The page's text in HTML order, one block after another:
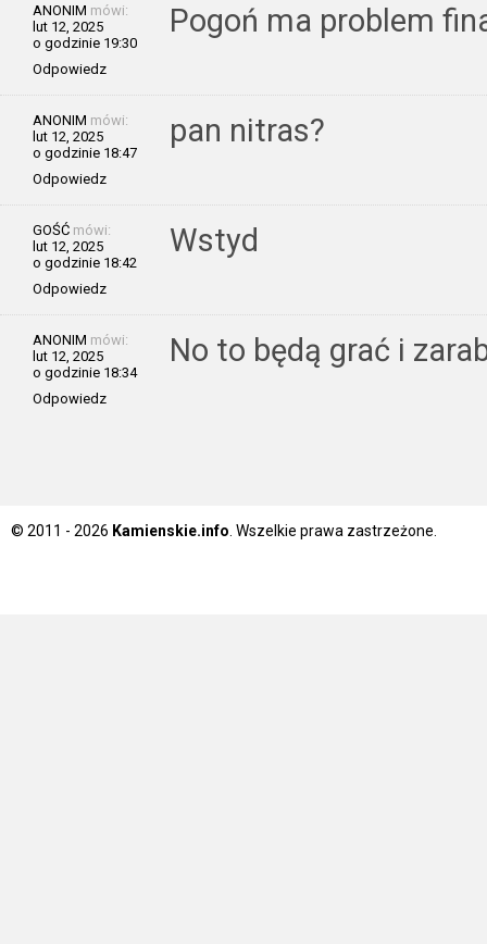
ANONIM mówi:
lut 12, 2025
o godzinie 19:30
Odpowiedz
Pogoń ma problem
ANONIM mówi:
lut 12, 2025
o godzinie 18:47
Odpowiedz
pan nitras?
GOŚĆ mówi:
lut 12, 2025
o godzinie 18:42
Odpowiedz
Wstyd
ANONIM mówi:
lut 12, 2025
o godzinie 18:34
Odpowiedz
No to będą grać i
© 2011 - 2026 Kamienskie.info. Wszelkie prawa zastrzeżone.